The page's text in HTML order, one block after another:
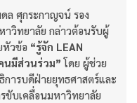
ล ศุกระกาญจน์ รอง
าวิทยาลัย กล่าวต้อนรับผู้
หัวข้อ “รู้จัก LEAN
มีส่วนร่วม” โดย ผู้ช่วย
การบดีฝ่ายยุทธศาสตร์และ
บเคลื่อนมหาวิทยาลัย